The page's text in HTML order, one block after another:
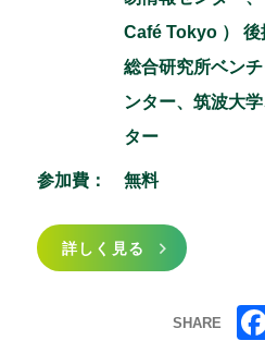
Café Tokyo ）
総合研究所ベン
ンター、筑波大
ター
参加費： 無料
詳しく見る
SHARE